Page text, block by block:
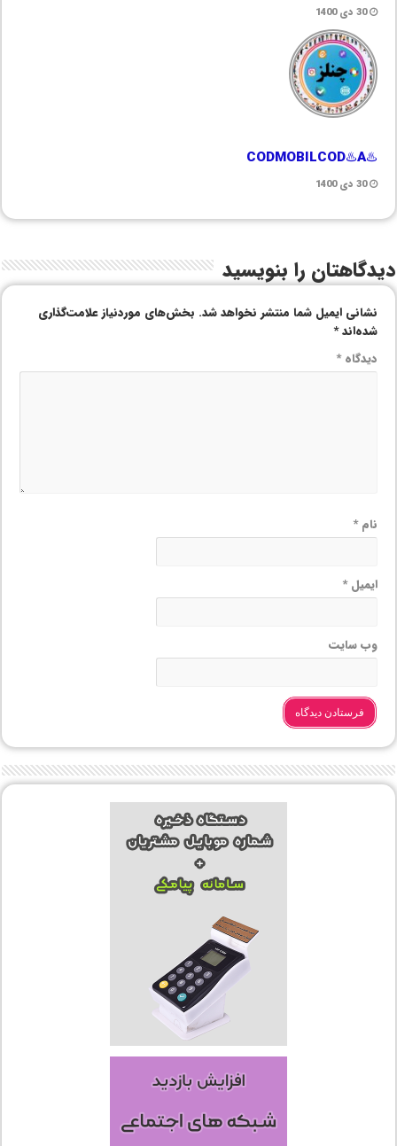
30 دی 1400
♨️CODMOBILCOD♨️A
30 دی 1400
دیدگاهتان را بنویسید
نشانی ایمیل شما منتشر نخواهد شد. بخش‌های موردنیاز علامت‌گذاری
شده‌اند*
دیدگاه*
نام*
ایمیل*
وب‌ سایت